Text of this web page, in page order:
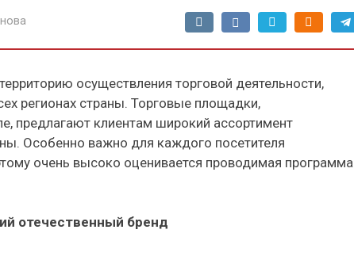
осуществления торговой деятельности,
регионах страны. Торговые площадки,
предлагают клиентам широкий ассортимент
Особенно важно для каждого посетителя
очень высоко оценивается проводимая программа
отечественный бренд